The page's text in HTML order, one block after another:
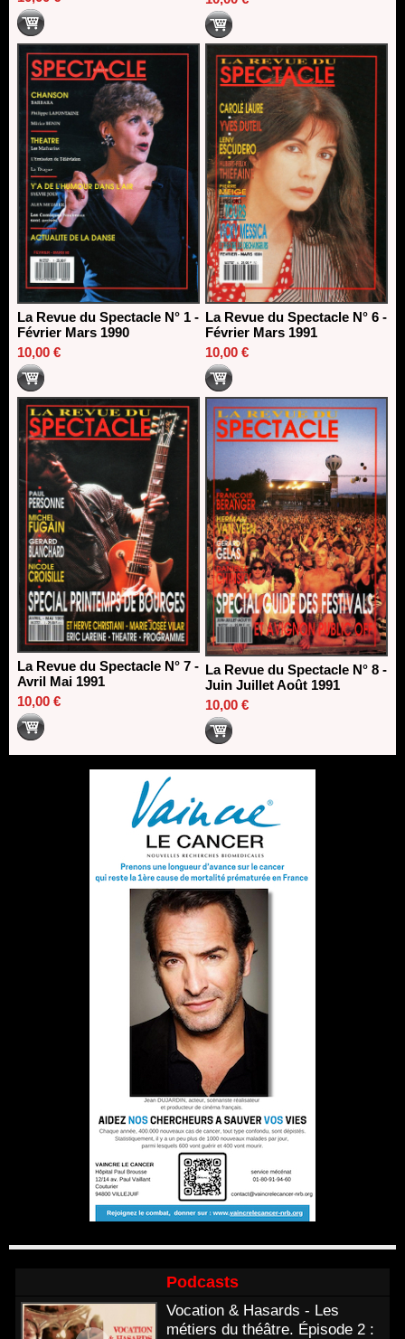
La Revue du Spectacle N° 1 -
Février Mars 1990
10,00 €
La Revue du Spectacle N° 6 -
Février Mars 1991
10,00 €
La Revue du Spectacle N° 7 -
Avril Mai 1991
10,00 €
La Revue du Spectacle N° 8 -
Juin Juillet Août 1991
10,00 €
Podcasts
Vocation & Hasards - Les
métiers du théâtre. Épisode 2 :